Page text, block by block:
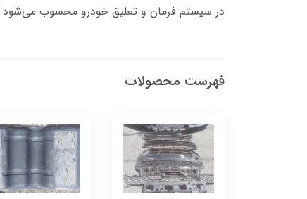
در سیستم فرمان و تعلیق خودرو محسوب
فهرست محصولات